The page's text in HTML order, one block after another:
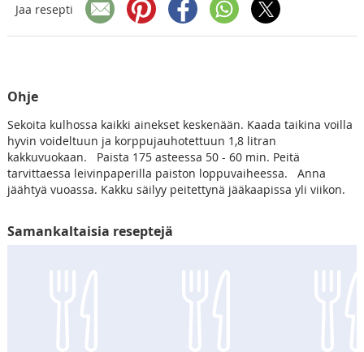
Jaa resepti
Ohje
Sekoita kulhossa kaikki ainekset keskenään. Kaada taikina voilla
hyvin voideltuun ja korppujauhotettuun 1,8 litran
kakkuvuokaan. Paista 175 asteessa 50 - 60 min. Peitä
tarvittaessa leivinpaperilla paiston loppuvaiheessa. Anna
jäähtyä vuoassa. Kakku säilyy peitettynä jääkaapissa yli viikon.
Samankaltaisia reseptejä